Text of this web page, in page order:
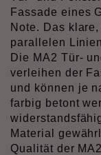
Fassade eines
Note. Das
parallelen
Die MA2 Tür-
verleihen der
und können je
farbig betont
Material
Qualität der